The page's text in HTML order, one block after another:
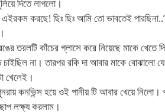
দিতে লাগলো।
করছে! ছিঃ ছিঃ আমি তো ভাবতেই
তরলটি কাঁচের গ্লাসে করে নিয়েছে মাকে খেতে
না। তারপর রকি দা আবার মাকে বোঝালো
খেলেই।
কনভিন্স হয়ে ওই পানীয় টি আবার খেয়ে নিলো।
লক্ষ্য করলাম।